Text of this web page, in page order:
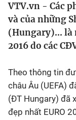
Chân dung
Sự kiện
Bóng đá
Thể thao Điện
VTV.vn - Các
và của những
(Hungary)... là
2016 do các
Theo thông tin
châu Âu (UEFA)
(ĐT Hungary) đã
đẹp nhất EURO